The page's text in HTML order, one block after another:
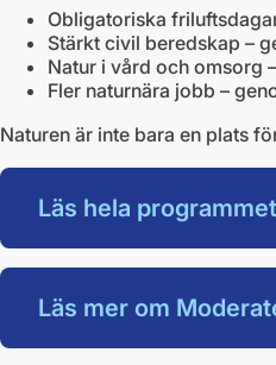
Obligatoriska
Stärkt civil beredskap –
Natur i vård och omsorg
Fler naturnära jobb –
Naturen är inte bara en plats
Läs hela
Läs mer om